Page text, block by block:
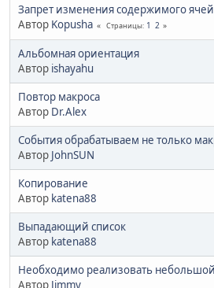
Запрет изменения содержимого
Автор Kopusha Страницы 1 2
Альбомная ориентация
Автор ishayahu
Повтор макроса
Автор Dr.Alex
События обрабатываем не только
Автор JohnSUN
Копирование
Автор katena88
Выпадающий список
Автор katena88
Необходимо реализовать
Автор Jimmy